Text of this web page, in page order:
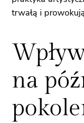
trwałą i
na